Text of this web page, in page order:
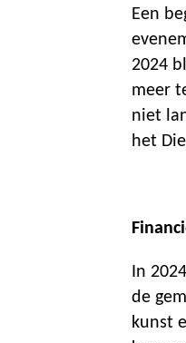
Een
2024
meer
niet
het
In
de
kunst